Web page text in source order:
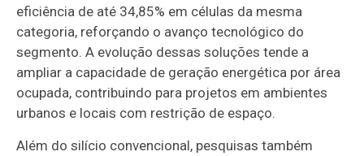
eficiência de até 34,85% em células da mesma
categoria, reforçando o avanço tecnológico do
segmento. A evolução dessas soluções tende a
ampliar a capacidade de geração energética por área
ocupada, contribuindo para projetos em ambientes
urbanos e locais com restrição de espaço.
Além do silício convencional, pesquisas também